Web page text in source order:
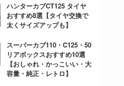
ハンターカブCT125 タイヤ
おすすめ8選【タイヤ交換で
太くサイズアップも】
スーパーカブ110・C125・50
リアボックスおすすめ10選
【おしゃれ・かっこいい・大
容量・純正・レトロ】